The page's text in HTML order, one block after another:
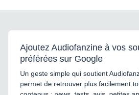
Ajoutez Audiofanzine à vos
préférées sur Google
Un geste simple qui soutient
permet de retrouver plus facilement